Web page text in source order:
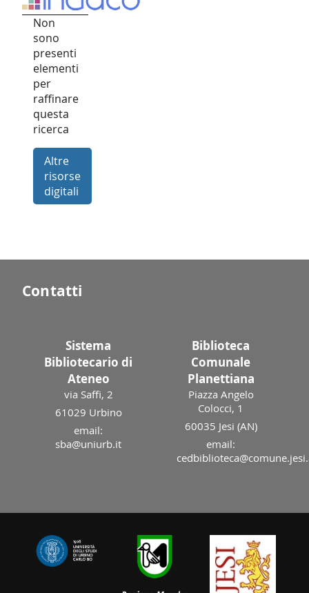
Non
sono
presenti
elementi
per
raffinare
questa
ricerca
Altre
risorse
digitali
Contatti
Sistema
Bibliotecario di
Ateneo
via Saffi, 2
61029 Urbino
email:
sba@uniurb.it
Biblioteca
Comunale
Planettiana
Piazza Angelo
Colocci, 1
60035 Jesi (AN)
email: